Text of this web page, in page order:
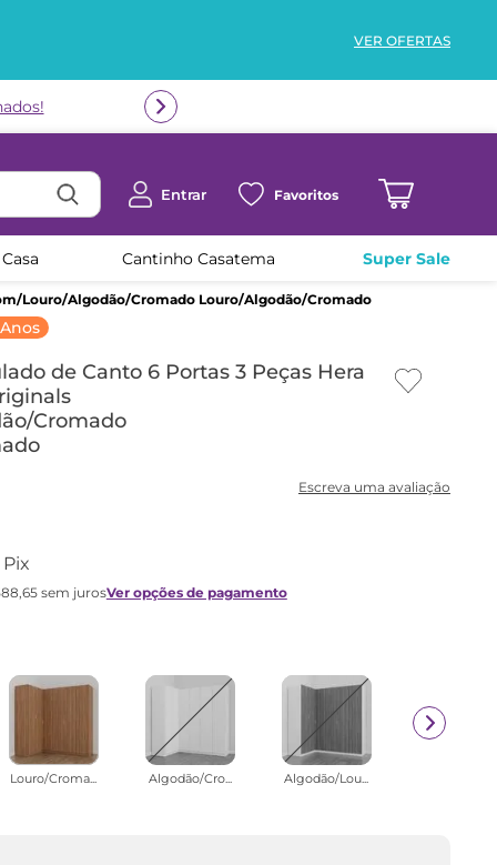
VER OFERTAS
Entrar Favoritos
Cantinho Casatema Super Sale
Louro/Algodão/Cromado Louro/Algodão/Cromado
de Canto 6 Portas 3 Peças Hera
Cromado
65sem jurosVer opções de pagamento
Louro/Croma... Algodão/Cro... Algodão/Lou...